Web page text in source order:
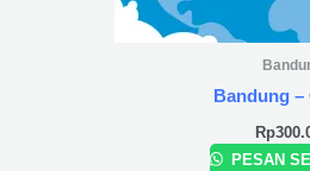
Bandung
Rp
PESAN